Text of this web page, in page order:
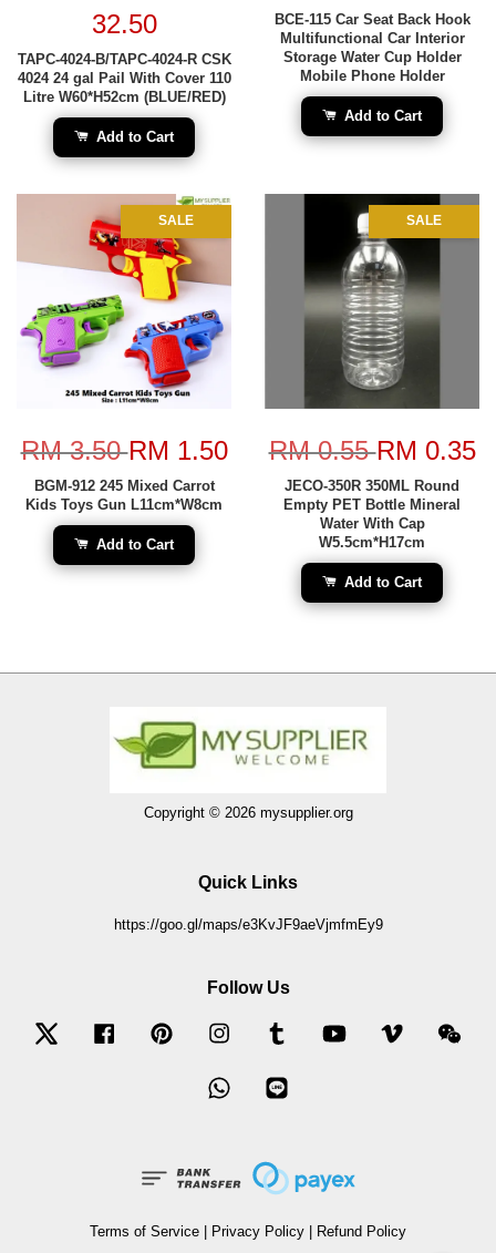
32.50
TAPC-4024-B/TAPC-4024-R CSK
4024 24 gal Pail With Cover 110
Litre W60*H52cm (BLUE/RED)
Add to Cart
BCE-115 Car Seat Back Hook
Multifunctional Car Interior
Storage Water Cup Holder
Mobile Phone Holder
Add to Cart
SALE
RM 3.50RM 1.50
BGM-912 245 Mixed Carrot
Kids Toys Gun L11cm*W8cm
Add to Cart
SALE
RM 0.55RM 0.35
JECO-350R 350ML Round
Empty PET Bottle Mineral
Water With Cap
W5.5cm*H17cm
Add to Cart
Copyright © 2026 mysupplier.org
Quick Links
https://goo.gl/maps/e3KvJF9aeVjmfmEy9
Follow Us
Twitter Facebook Pinterest Instagram Tumblr YouTube Vimeo
Whatsapp
Terms of Service | Privacy Policy | Refund Policy